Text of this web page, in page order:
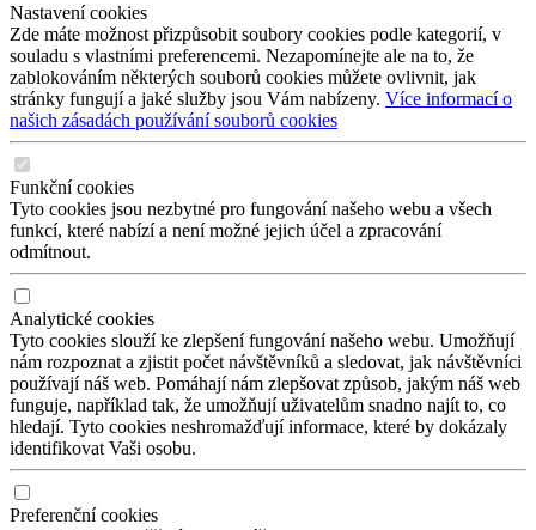
Nastavení cookies
Zde máte možnost přizpůsobit soubory cookies podle kategorií, v
souladu s vlastními preferencemi. Nezapomínejte ale na to, že
zablokováním některých souborů cookies můžete ovlivnit, jak
stránky fungují a jaké služby jsou Vám nabízeny. Více informací o
našich zásadách používání souborů cookies
Funkční cookies
Tyto cookies jsou nezbytné pro fungování našeho webu a všech
funkcí, které nabízí a není možné jejich účel a zpracování
odmítnout.
Analytické cookies
Tyto cookies slouží ke zlepšení fungování našeho webu. Umožňují
nám rozpoznat a zjistit počet návštěvníků a sledovat, jak návštěvníci
používají náš web. Pomáhají nám zlepšovat způsob, jakým náš web
funguje, například tak, že umožňují uživatelům snadno najít to, co
hledají. Tyto cookies neshromažďují informace, které by dokázaly
identifikovat Vaši osobu.
Preferenční cookies